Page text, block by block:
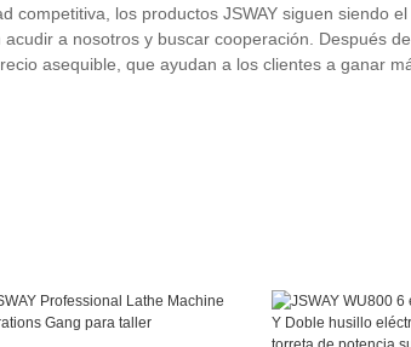
competitiva, los productos JSWAY siguen siendo
a nosotros y buscar cooperación. Después
asequible, que ayudan a los clientes a ganar